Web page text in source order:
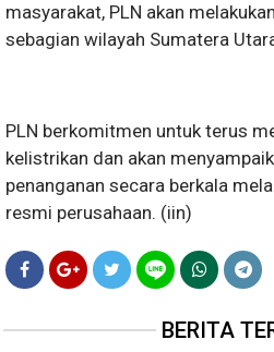
masyarakat, PLN akan
sebagian wilayah Sumatera
PLN berkomitmen untuk terus
kelistrikan dan akan
penanganan secara berkala
resmi perusahaan. (iin)
BERITA